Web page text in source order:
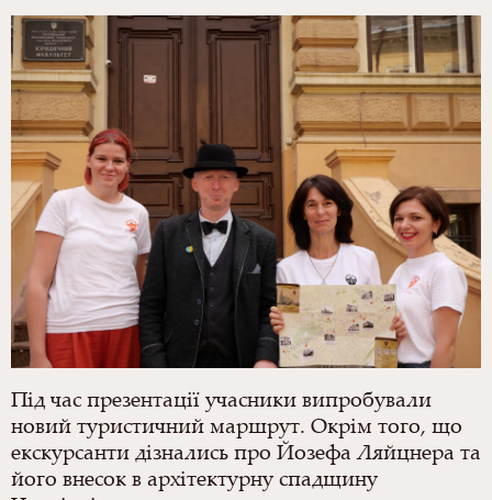
Під час презентації учасники випробували
новий туристичний маршрут. Окрім того, що
екскурсанти дізнались про Йозефа Ляйцнера та
його внесок в архітектурну спадщину